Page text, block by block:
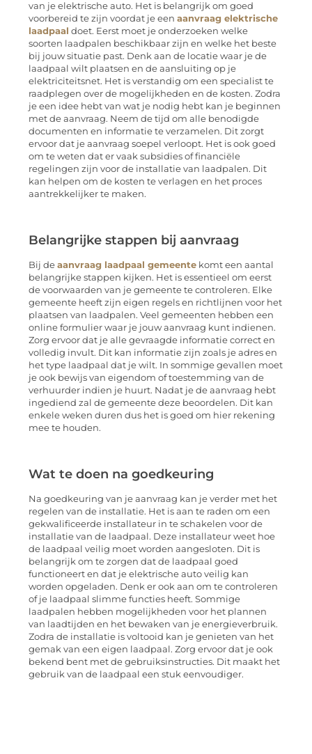
van je elektrische auto. Het is belangrijk om goed
voorbereid te zijn voordat je een aanvraag elektrische
laadpaal doet. Eerst moet je onderzoeken welke
soorten laadpalen beschikbaar zijn en welke het beste
bij jouw situatie past. Denk aan de locatie waar je de
laadpaal wilt plaatsen en de aansluiting op je
elektriciteitsnet. Het is verstandig om een specialist te
raadplegen over de mogelijkheden en de kosten. Zodra
je een idee hebt van wat je nodig hebt kan je beginnen
met de aanvraag. Neem de tijd om alle benodigde
documenten en informatie te verzamelen. Dit zorgt
ervoor dat je aanvraag soepel verloopt. Het is ook goed
om te weten dat er vaak subsidies of financiële
regelingen zijn voor de installatie van laadpalen. Dit
kan helpen om de kosten te verlagen en het proces
aantrekkelijker te maken.
Belangrijke stappen bij aanvraag
Bij de aanvraag laadpaal gemeente komt een aantal
belangrijke stappen kijken. Het is essentieel om eerst
de voorwaarden van je gemeente te controleren. Elke
gemeente heeft zijn eigen regels en richtlijnen voor het
plaatsen van laadpalen. Veel gemeenten hebben een
online formulier waar je jouw aanvraag kunt indienen.
Zorg ervoor dat je alle gevraagde informatie correct en
volledig invult. Dit kan informatie zijn zoals je adres en
het type laadpaal dat je wilt. In sommige gevallen moet
je ook bewijs van eigendom of toestemming van de
verhuurder indien je huurt. Nadat je de aanvraag hebt
ingediend zal de gemeente deze beoordelen. Dit kan
enkele weken duren dus het is goed om hier rekening
mee te houden.
Wat te doen na goedkeuring
Na goedkeuring van je aanvraag kan je verder met het
regelen van de installatie. Het is aan te raden om een
gekwalificeerde installateur in te schakelen voor de
installatie van de laadpaal. Deze installateur weet hoe
de laadpaal veilig moet worden aangesloten. Dit is
belangrijk om te zorgen dat de laadpaal goed
functioneert en dat je elektrische auto veilig kan
worden opgeladen. Denk er ook aan om te controleren
of je laadpaal slimme functies heeft. Sommige
laadpalen hebben mogelijkheden voor het plannen
van laadtijden en het bewaken van je energieverbruik.
Zodra de installatie is voltooid kan je genieten van het
gemak van een eigen laadpaal. Zorg ervoor dat je ook
bekend bent met de gebruiksinstructies. Dit maakt het
gebruik van de laadpaal een stuk eenvoudiger.